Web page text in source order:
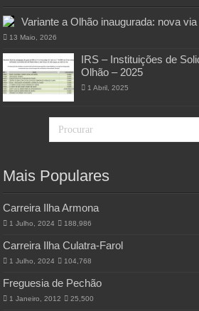
Variante a Olhão inaugurada: nova
13 Maio, 2026
IRS – Instituições de
Olhão – 2025
1 Abril, 2025
Mais Populares
Carreira Ilha Armona
1 Julho, 2024 188,986
Carreira Ilha Culatra-Farol
1 Julho, 2024 104,768
Freguesia de Pechão
1 Janeiro, 2012 25,500